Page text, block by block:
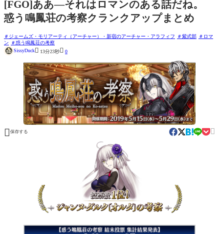
[FGO]ああ—それはロマンのある話だね。
惑う鳴鳳荘の考察クランクアップまとめ
ジェームズ・モリアーティ（アーチャー）・新宿のアーチャー・アラフィフ 紫式部
ロマ
ン
惑う鳴鳳荘の考察
SissyDuck 13分23秒 0
 保存する 